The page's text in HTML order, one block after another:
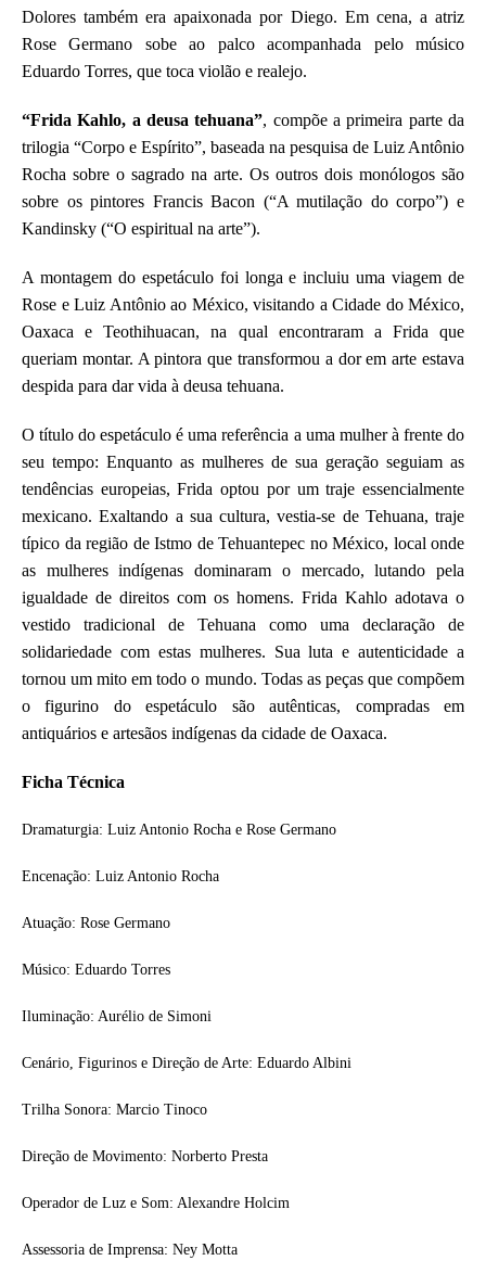
Dolores também era apaixonada por Diego. Em cena, a atriz
Rose Germano sobe ao palco acompanhada pelo músico
Eduardo Torres, que toca violão e realejo.
“Frida Kahlo, a deusa tehuana”, compõe a primeira parte da
trilogia “Corpo e Espírito”, baseada na pesquisa de Luiz Antônio
Rocha sobre o sagrado na arte. Os outros dois monólogos são
sobre os pintores Francis Bacon (“A mutilação do corpo”) e
Kandinsky (“O espiritual na arte”).
A montagem do espetáculo foi longa e incluiu uma viagem de
Rose e Luiz Antônio ao México, visitando a Cidade do México,
Oaxaca e Teothihuacan, na qual encontraram a Frida que
queriam montar. A pintora que transformou a dor em arte estava
despida para dar vida à deusa tehuana.
O título do espetáculo é uma referência a uma mulher à frente do
seu tempo: Enquanto as mulheres de sua geração seguiam as
tendências europeias, Frida optou por um traje essencialmente
mexicano. Exaltando a sua cultura, vestia-se de Tehuana, traje
típico da região de Istmo de Tehuantepec no México, local onde
as mulheres indígenas dominaram o mercado, lutando pela
igualdade de direitos com os homens. Frida Kahlo adotava o
vestido tradicional de Tehuana como uma declaração de
solidariedade com estas mulheres. Sua luta e autenticidade a
tornou um mito em todo o mundo. Todas as peças que compõem
o figurino do espetáculo são autênticas, compradas em
antiquários e artesãos indígenas da cidade de Oaxaca.
Ficha Técnica
Dramaturgia: Luiz Antonio Rocha e Rose Germano
Encenação: Luiz Antonio Rocha
Atuação: Rose Germano
Músico: Eduardo Torres
Iluminação: Aurélio de Simoni
Cenário, Figurinos e Direção de Arte: Eduardo Albini
Trilha Sonora: Marcio Tinoco
Direção de Movimento: Norberto Presta
Operador de Luz e Som: Alexandre Holcim
Assessoria de Imprensa: Ney Motta